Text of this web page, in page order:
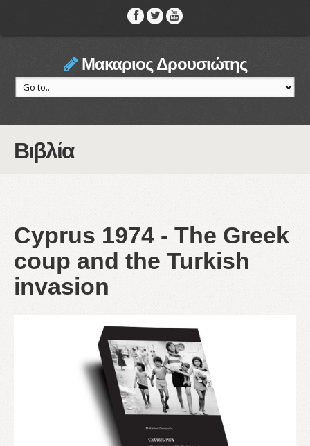
Μακαριος Δρουσιώτης
Βιβλία
Cyprus 1974 - The Greek
coup and the Turkish
invasion